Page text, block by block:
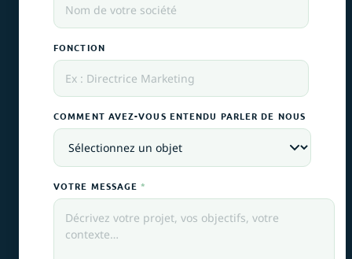
FONCTION
COMMENT AVEZ-VOUS ENTENDU PARLER DE NOUS
VOTRE MESSAGE*